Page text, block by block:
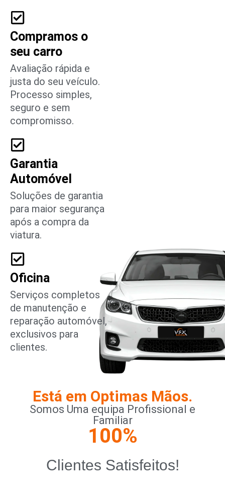
Compramos o
seu carro
Avaliação rápida e
justa do seu veículo.
Processo simples,
seguro e sem
compromisso.
Garantia
Automóvel
Soluções de garantia
para maior segurança
após a compra da
viatura.
Oficina
Serviços completos
de manutenção e
reparação automóvel,
exclusivos para
clientes.
Está em Optimas Mãos.
Somos Uma equipa Profissional e
Familiar
Clientes Satisfeitos!
100%